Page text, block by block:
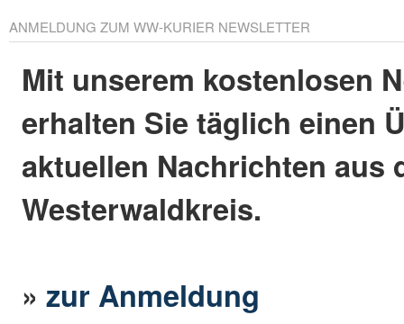
ANMELDUNG ZUM WW-KURIER NEWSLETTER
Mit unserem kostenlosen
erhalten Sie täglich einen
aktuellen Nachrichten aus
Westerwaldkreis.
»zur Anmeldung